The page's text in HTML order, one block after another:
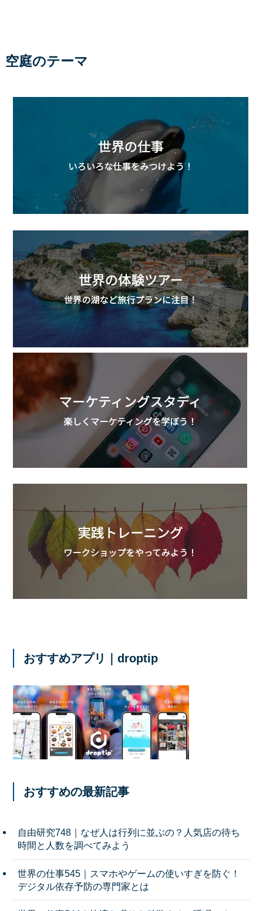
空庭のテーマ
おすすめアプリ｜droptip
おすすめの最新記事
自由研究748｜なぜ人は行列に並ぶの？人気店の待ち
時間と人数を調べてみよう
世界の仕事545｜スマホやゲームの使いすぎを防ぐ！
デジタル依存予防の専門家とは